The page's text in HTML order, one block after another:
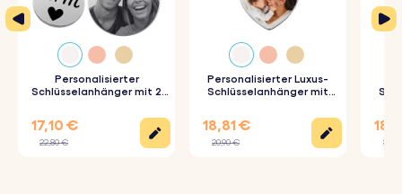
3. Sorgfältige Gravur:Deine Schlüsselanhänger werden
präzise mit den von dir gewählten Details graviert.
Spezifikationen:
Rechteckige Bar Abmessungen: 45 mm x 6 mm
Abmessungen des Rings: 25 mm x 25 mm
Personalisierter
Schlüsselanhänger mit 2
17,10 €
22,80 €
Personalisierter Luxus-
Schlüsselanhänger mit
18,81 €
20,90 €